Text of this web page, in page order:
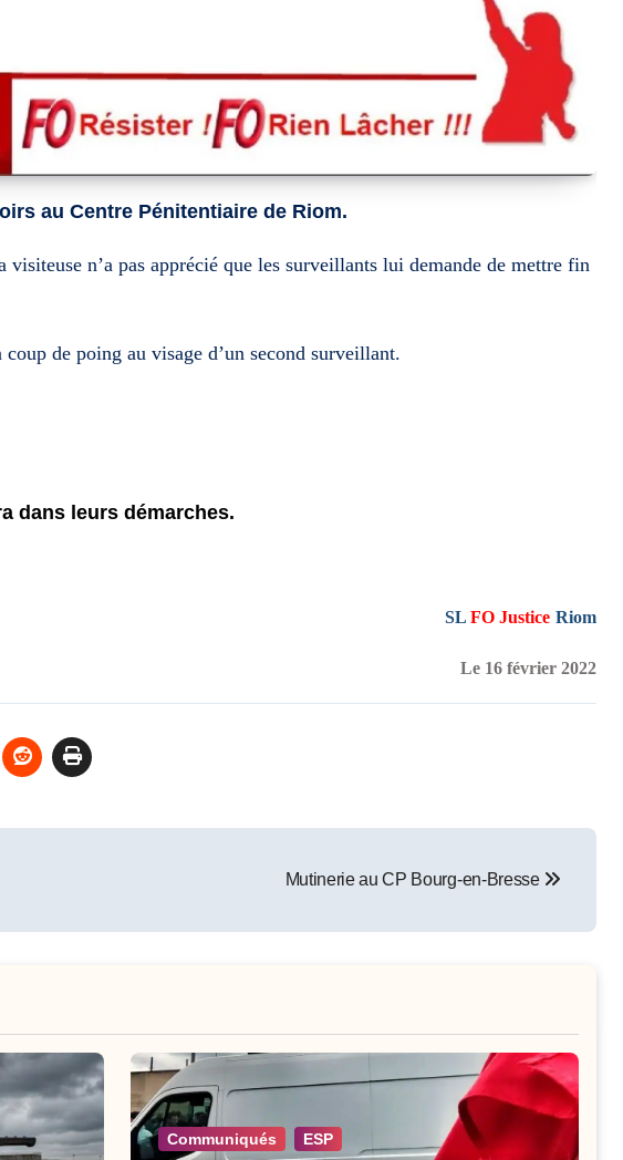
au Centre Pénitentiaire de Riom.
n’a pas apprécié que les surveillants lui demande de mettre fin
de poing au visage d’un second surveillant.
dans leurs démarches.
SL FO Justice Riom
Le 16 février 2022
Mutinerie au CP Bourg-en-Bresse
Communiqués ESP